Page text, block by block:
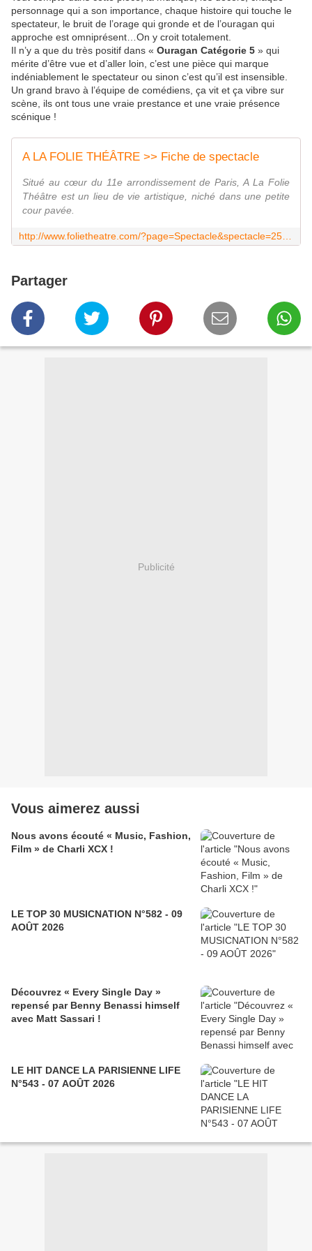
personnage qui a son importance, chaque histoire qui touche le
spectateur, le bruit de l’orage qui gronde et de l’ouragan qui
approche est omniprésent…On y croit totalement.
Il n’y a que du très positif dans « Ouragan Catégorie 5 » qui
mérite d’être vue et d’aller loin, c’est une pièce qui marque
indéniablement le spectateur ou sinon c’est qu’il est insensible.
Un grand bravo à l’équipe de comédiens, ça vit et ça vibre sur
scène, ils ont tous une vraie prestance et une vraie présence
scénique !
A LA FOLIE THÉÂTRE >> Fiche de spectacle
Situé au cœur du 11e arrondissement de Paris, A La Folie
Théâtre est un lieu de vie artistique, niché dans une petite
cour pavée.
Partager
Publicité
Vous aimerez aussi
Nous avons écouté « Music, Fashion,
Film » de Charli XCX !
LE TOP 30 MUSICNATION N°582 - 09
AOÛT 2026
Découvrez « Every Single Day »
repensé par Benny Benassi himself
avec Matt Sassari !
LE HIT DANCE LA PARISIENNE LIFE
N°543 - 07 AOÛT 2026